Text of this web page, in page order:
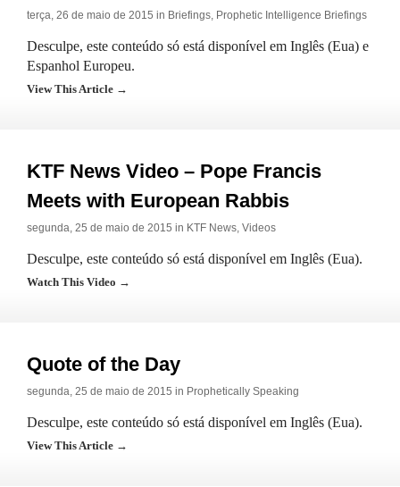
terça, 26 de maio de 2015 in Briefings, Prophetic Intelligence Briefings
Desculpe, este conteúdo só está disponível em Inglês (Eua) e
Espanhol Europeu.
View This Article →
KTF News Video – Pope Francis
Meets with European Rabbis
segunda, 25 de maio de 2015 in KTF News, Videos
Desculpe, este conteúdo só está disponível em Inglês (Eua).
Watch This Video →
Quote of the Day
segunda, 25 de maio de 2015 in Prophetically Speaking
Desculpe, este conteúdo só está disponível em Inglês (Eua).
View This Article →